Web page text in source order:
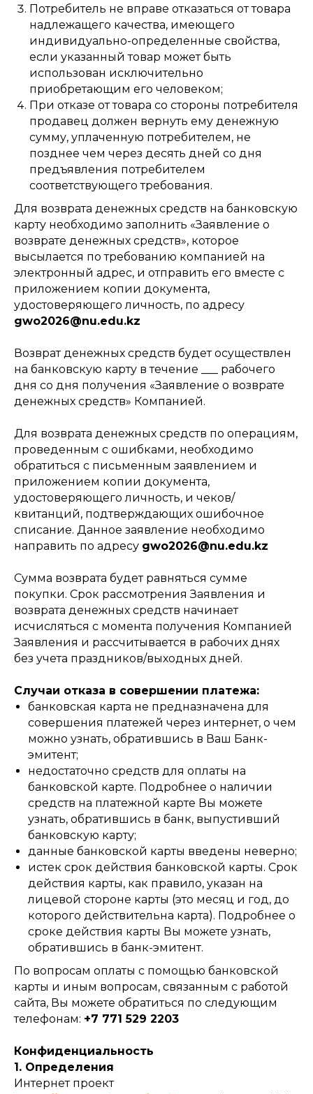
Потребитель не вправе отказаться от товара
надлежащего качества, имеющего
индивидуально-определенные свойства,
если указанный товар может быть
использован исключительно
приобретающим его человеком;
При отказе от товара со стороны потребителя
продавец должен вернуть ему денежную
сумму, уплаченную потребителем, не
позднее чем через десять дней со дня
предъявления потребителем
соответствующего требования.
Для возврата денежных средств на банковскую
карту необходимо заполнить «Заявление о
возврате денежных средств», которое
высылается по требованию компанией на
электронный адрес, и отправить его вместе с
приложением копии документа,
удостоверяющего личность, по адресу
gwo2026@nu.edu.kz
Возврат денежных средств будет осуществлен
на банковскую карту в течение ___ рабочего
дня со дня получения «Заявление о возврате
денежных средств» Компанией.
Для возврата денежных средств по операциям,
проведенным с ошибками, необходимо
обратиться с письменным заявлением и
приложением копии документа,
удостоверяющего личность, и чеков/
квитанций, подтверждающих ошибочное
списание. Данное заявление необходимо
направить по адресу gwo2026@nu.edu.kz
Сумма возврата будет равняться сумме
покупки. Срок рассмотрения Заявления и
возврата денежных средств начинает
исчисляться с момента получения Компанией
Заявления и рассчитывается в рабочих днях
без учета праздников/выходных дней.
Случаи отказа в совершении платежа:
банковская карта не предназначена для
совершения платежей через интернет, о чем
можно узнать, обратившись в Ваш Банк-
эмитент;
недостаточно средств для оплаты на
банковской карте. Подробнее о наличии
средств на платежной карте Вы можете
узнать, обратившись в банк, выпустивший
банковскую карту;
данные банковской карты введены неверно;
истек срок действия банковской карты. Срок
действия карты, как правило, указан на
лицевой стороне карты (это месяц и год, до
которого действительна карта). Подробнее о
сроке действия карты Вы можете узнать,
обратившись в банк-эмитент.
По вопросам оплаты с помощью банковской
карты и иным вопросам, связанным с работой
сайта, Вы можете обратиться по следующим
телефонам: +7 771 529 2203
Конфиденциальность
1. Определения
Интернет проект